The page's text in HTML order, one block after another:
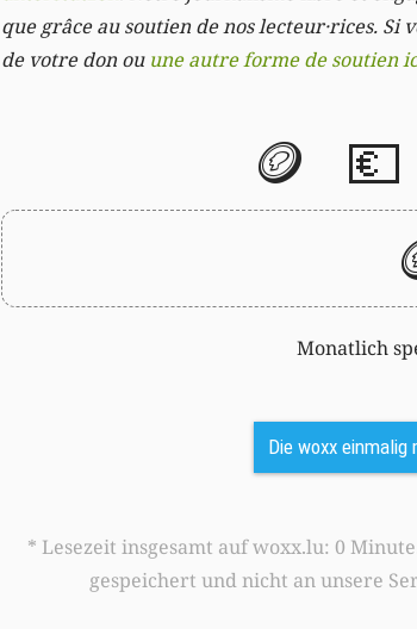
que grâce au soutien de nos lecteur·rices. Si
de votre don ou une autre forme de soutien
🪙 💶
Monatlich
Die woxx
* Lesezeit insgesamt auf woxx.lu: 0 Minute. Diese Daten werden nur in Ihrem Browser
gespeichert und nicht an unsere